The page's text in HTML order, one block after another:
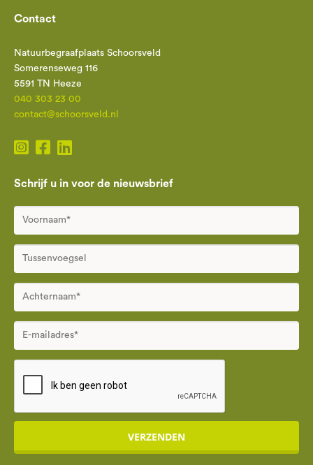
Contact
Natuurbegraafplaats Schoorsveld
Somerenseweg 116
5591 TN Heeze
040 303 23 00
contact@schoorsveld.nl
Schrijf u in voor de nieuwsbrief
VERZENDEN